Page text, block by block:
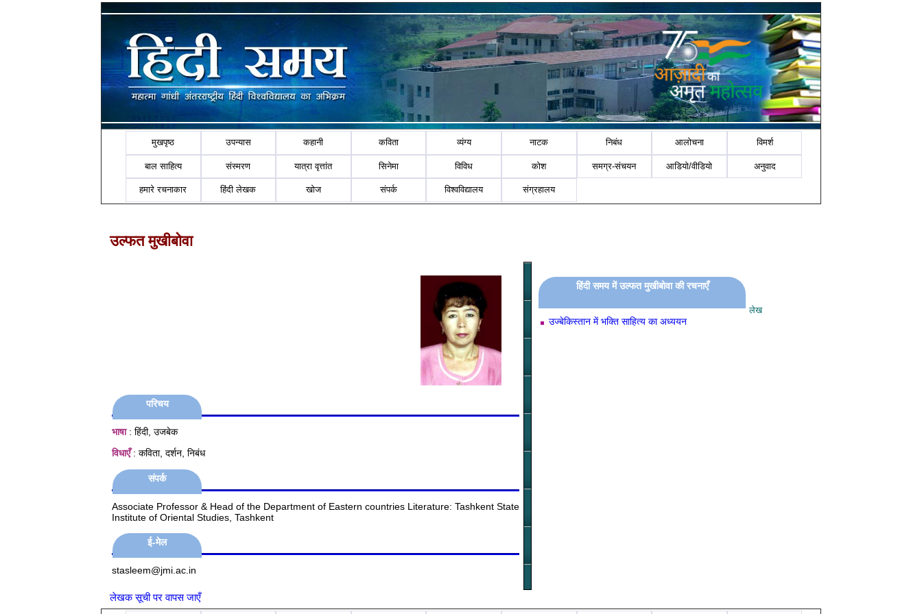
मुखपृष्ठ उपन्यास कहानी कविता व्यंग्य नाटक निबंध आलोचना विमर्श
बाल साहित्य संस्मरण यात्रा वृत्तांत सिनेमा विविध कोश समग्र-संचयन आडियो/वीडियो अनुवाद
हमारे रचनाकार हिंदी लेखक खोज संपर्क विश्वविद्यालय संग्रहालय
उल्फत मुखीबोवा
परिचय
भाषा: हिंदी, उजबेक
विधाएँ: कविता, दर्शन, निबंध
संपर्क
Associate Professor & Head of the Department of Eastern countries Literature: Tashkent State
Institute of Oriental Studies, Tashkent
ई-मेल
stasleem@jmi.ac.in
हिंदी समय में उल्फत मुखीबोवा की रचनाएँ
लेख
उज्बेकिस्तान में भक्ति साहित्य का अध्ययन
लेखक सूची पर वापस जाएँ